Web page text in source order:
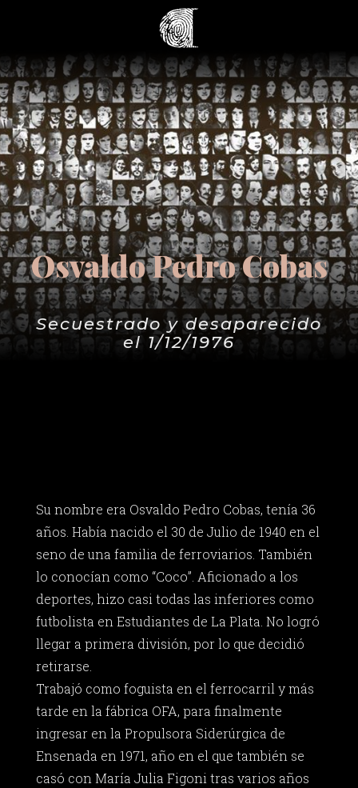
Osvaldo Pedro Cobas
Secuestrado y desaparecido
el 1/12/1976
Su nombre era Osvaldo Pedro Cobas, tenía 36
años. Había nacido el 30 de Julio de 1940 en el
seno de una familia de ferroviarios. También
lo conocían como “Coco”. Aficionado a los
deportes, hizo casi todas las inferiores como
futbolista en Estudiantes de La Plata. No logró
llegar a primera división, por lo que decidió
retirarse.
Trabajó como foguista en el ferrocarril y más
tarde en la fábrica OFA, para finalmente
ingresar en la Propulsora Siderúrgica de
Ensenada en 1971, año en el que también se
casó con María Julia Figoni tras varios años